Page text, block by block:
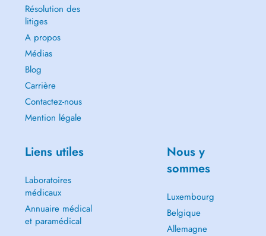
Résolution des
litiges
A propos
Médias
Blog
Carrière
Contactez-nous
Mention légale
Liens utiles
Laboratoires
médicaux
Annuaire médical
et paramédical
Nous y
sommes
Luxembourg
Belgique
Allemagne